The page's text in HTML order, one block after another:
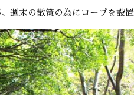
週末の散策の為にロープを設置